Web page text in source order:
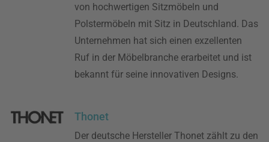
von hochwertigen Sitzmöbeln und
Polstermöbeln mit Sitz in Deutschland. Das
Unternehmen hat sich einen exzellenten
Ruf in der Möbelbranche erarbeitet und ist
bekannt für seine innovativen Designs.
Thonet
Der deutsche Hersteller Thonet zählt zu den